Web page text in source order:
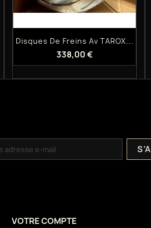
Aperçu rapide
Disques De Freins Av TAROX...
338,00 €
VOTRE COMPTE